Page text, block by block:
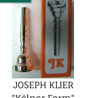
JOSEPH KLIER